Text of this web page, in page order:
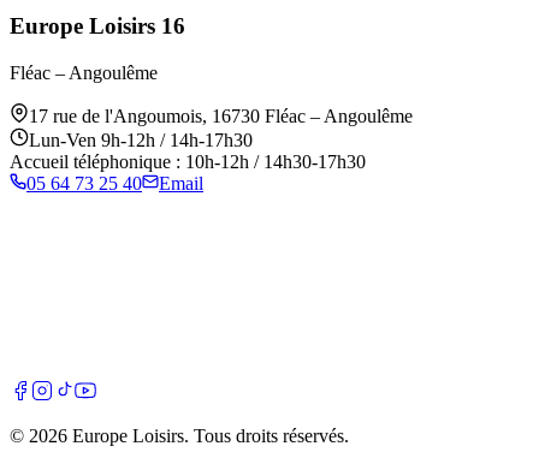
Europe Loisirs 16
Fléac – Angoulême
17 rue de l'Angoumois, 16730 Fléac – Angoulême
Lun-Ven 9h-12h / 14h-17h30
Accueil téléphonique : 10h-12h / 14h30-17h30
05 64 73 25 40
Email
© 2026 Europe Loisirs. Tous droits réservés.